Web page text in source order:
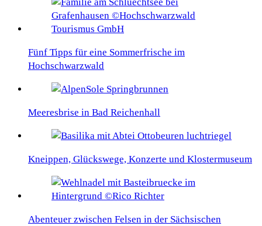
Fünf Tipps für eine Sommerfrische im
Hochschwarzwald
Meeresbrise in Bad Reichenhall
Kneippen, Glückswege, Konzerte und Klostermuseum
Abenteuer zwischen Felsen in der Sächsischen